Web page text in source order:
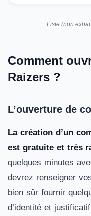
Liste (non
Comment
Raizers ?
L’ouverture de
La création d’un
est gratuite et très
quelques minutes
devrez renseigner
bien sûr fournir
d’identité et